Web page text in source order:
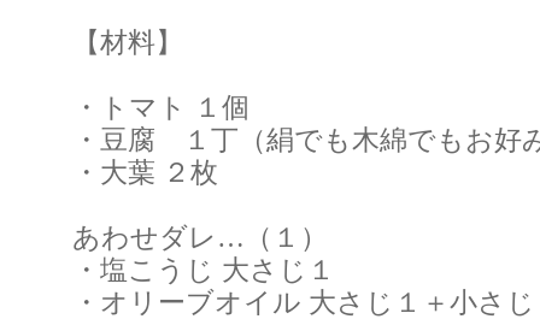
【材料】
・トマト １個
・豆腐 １丁（絹でも木綿でもお好
・大葉 ２枚
あわせダレ…（１）
・塩こうじ 大さじ１
・オリーブオイル 大さじ１＋小さ